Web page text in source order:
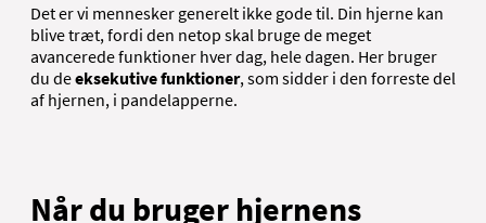
Det er vi mennesker generelt ikke gode til. Din hjerne kan
blive træt, fordi den netop skal bruge de meget
avancerede funktioner hver dag, hele dagen. Her bruger
du deeksekutive funktioner, som sidder i den forreste del
af hjernen, i pandelapperne.
Når du bruger hjernens